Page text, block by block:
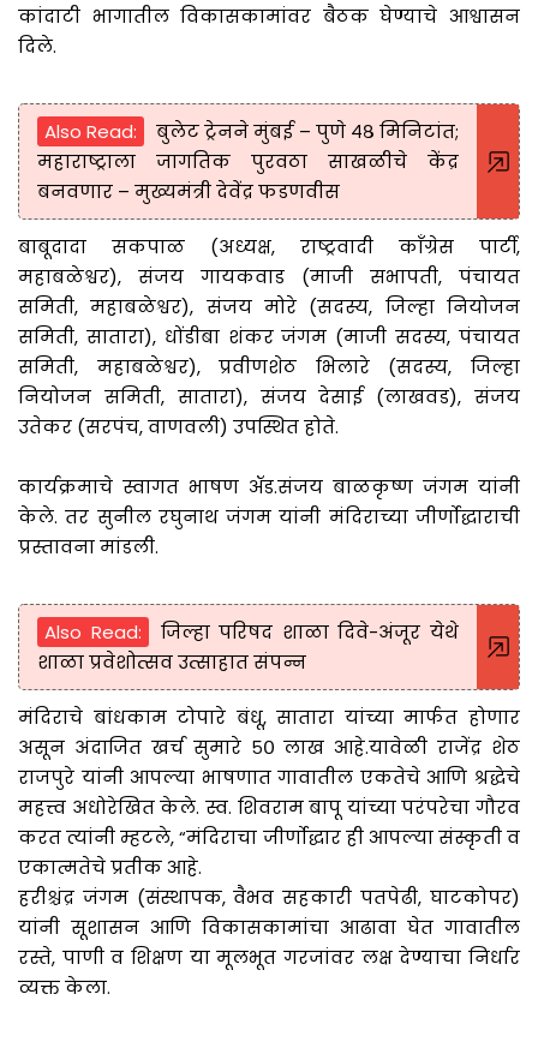
कांदाटी भागातील विकासकामांवर बैठक घेण्याचे आश्वासन
दिले.
Also Read:
बुलेट ट्रेनने मुंबई – पुणे ४८ मिनिटांत;
महाराष्ट्राला जागतिक पुरवठा साखळीचे केंद्र
बनवणार – मुख्यमंत्री देवेंद्र फडणवीस
बाबूदादा सकपाळ (अध्यक्ष, राष्ट्रवादी काँग्रेस पार्टी,
महाबळेश्वर), संजय गायकवाड (माजी सभापती, पंचायत
समिती, महाबळेश्वर), संजय मोरे (सदस्य, जिल्हा नियोजन
समिती, सातारा), धोंडीबा शंकर जंगम (माजी सदस्य, पंचायत
समिती, महाबळेश्वर), प्रवीणशेठ भिलारे (सदस्य, जिल्हा
नियोजन समिती, सातारा), संजय देसाई (लाखवड), संजय
उतेकर (सरपंच, वाणवली) उपस्थित होते.
कार्यक्रमाचे स्वागत भाषण ॲड.संजय बाळकृष्ण जंगम यांनी
केले. तर सुनील रघुनाथ जंगम यांनी मंदिराच्या जीर्णोद्धाराची
प्रस्तावना मांडली.
Also Read:
जिल्हा परिषद शाळा दिवे-अंजूर येथे
शाळा प्रवेशोत्सव उत्साहात संपन्न
मंदिराचे बांधकाम टोपारे बंधू, सातारा यांच्या मार्फत होणार
असून अंदाजित खर्च सुमारे ₹५० लाख आहे.यावेळी राजेंद्र शेठ
राजपुरे यांनी आपल्या भाषणात गावातील एकतेचे आणि श्रद्धेचे
महत्त्व अधोरेखित केले. स्व. शिवराम बापू यांच्या परंपरेचा गौरव
करत त्यांनी म्हटले, “मंदिराचा जीर्णोद्धार ही आपल्या संस्कृती व
एकात्मतेचे प्रतीक आहे.
हरीश्चंद्र जंगम (संस्थापक, वैभव सहकारी पतपेढी, घाटकोपर)
यांनी सूशासन आणि विकासकामांचा आढावा घेत गावातील
रस्ते, पाणी व शिक्षण या मूलभूत गरजांवर लक्ष देण्याचा निर्धार
व्यक्त केला.